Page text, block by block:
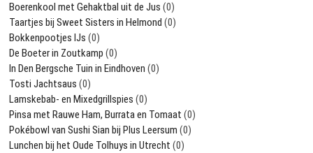
Boerenkool met Gehaktbal uit de Jus (0)
Taartjes bij Sweet Sisters in Helmond (0)
Bokkenpootjes IJs (0)
De Boeter in Zoutkamp (0)
In Den Bergsche Tuin in Eindhoven (0)
Tosti Jachtsaus (0)
Lamskebab- en Mixedgrillspies (0)
Pinsa met Rauwe Ham, Burrata en Tomaat (0)
Pokébowl van Sushi Sian bij Plus Leersum (0)
Lunchen bij het Oude Tolhuys in Utrecht (0)